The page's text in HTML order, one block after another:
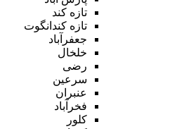
تازه کند
تازه کندانگوت
جعفرآباد
خلخال
رضی
سرعین
عنبران
فخرآباد
کلور